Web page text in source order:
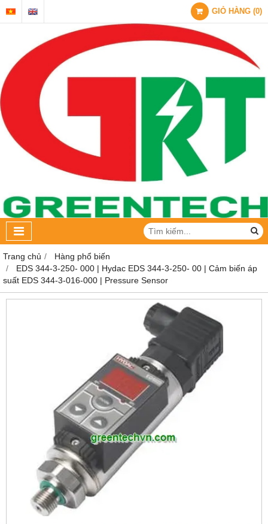
GIỎ HÀNG (0)
Trang chủ
Hàng phổ biến
EDS 344-3-250- 000 | Hydac EDS 344-3-250- 00 | Cảm biến áp
suất EDS 344-3-016-000 | Pressure Sensor